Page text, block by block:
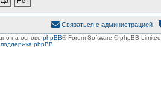
Связаться с администрацией
на основе phpBB® Forum Software © phpBB Limited
поддержка phpBB